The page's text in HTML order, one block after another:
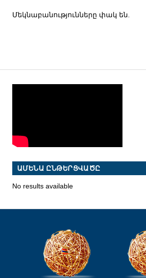
Մեկնաբանությունները փակ են.
ԱՄԵՆԱ ԸՆԹԵՐՑՎԱԾԸ
No results available